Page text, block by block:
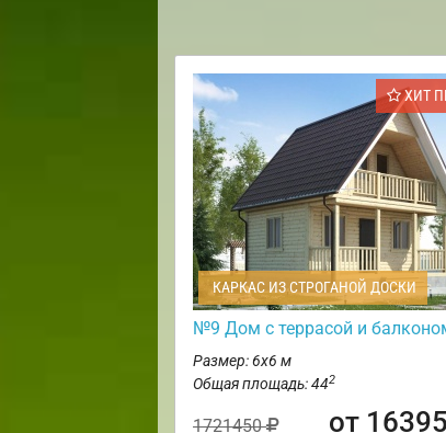
ХИТ
КАРКАС ИЗ СТРОГАНОЙ ДОСКИ
№9 Дом с террасой и
Размер: 6х6 м
Общая площадь: 442
1721450 от